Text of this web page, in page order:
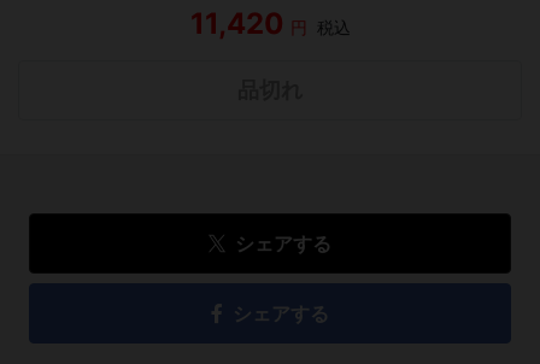
11,420 円 税込
シェアする
シェアする